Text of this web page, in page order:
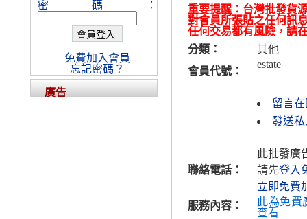
重要提醒：台灣批發貨
對會員所張貼之任何訊
任何交易都有風險，請
分類：
其他
會員代號：
estate
留言
發送私
聯絡電話：
此批發廣
請先登入
立即免費
服務內容：
此為免費
查看
密碼：
免費加入會員
忘記密碼？
廣告